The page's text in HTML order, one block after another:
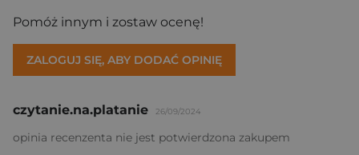
Pomóż innym i zostaw ocenę!
ZALOGUJ SIĘ, ABY DODAĆ OPINIĘ
czytanie.na.platanie 26/09/2024
opinia recenzenta nie jest potwierdzona zakupem